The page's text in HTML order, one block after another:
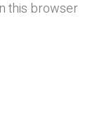
this browser